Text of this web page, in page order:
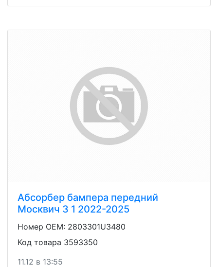
Абсорбер бампера передний
Москвич 3 1 2022-2025
Номер OEM: 2803301U3480
Код товара 3593350
11.12 в 13:55